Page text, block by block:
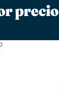
precio